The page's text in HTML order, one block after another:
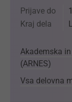
Prijave do
Kraj dela
Akademska
(ARNES)
Vsa delovna